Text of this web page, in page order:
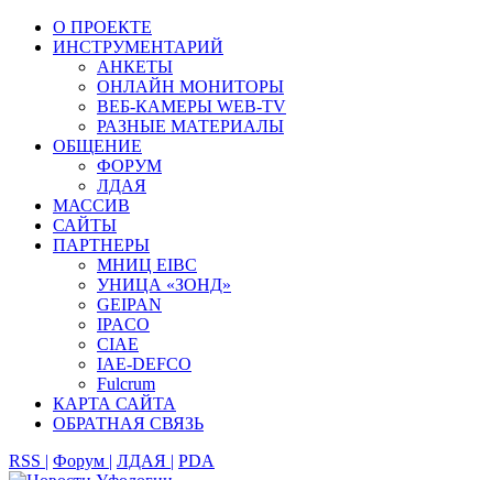
О ПРОЕКТЕ
ИНСТРУМЕНТАРИЙ
АНКЕТЫ
ОНЛАЙН МОНИТОРЫ
ВЕБ-КАМЕРЫ WEB-TV
РАЗНЫЕ МАТЕРИАЛЫ
ОБЩЕНИЕ
ФОРУМ
ЛДАЯ
МАССИВ
САЙТЫ
ПАРТНЕРЫ
МНИЦ EIBC
УНИЦА «ЗОНД»
GEIPAN
IPACO
CIAE
IAE-DEFCO
Fulcrum
КАРТА САЙТА
ОБРАТНАЯ СВЯЗЬ
RSS | Форум | ЛДАЯ | PDA